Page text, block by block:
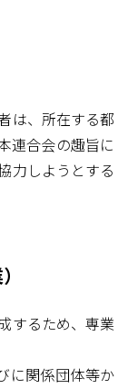
は、所在する都
連合会の趣旨に
力しようとする
するため、専業
に関係団体等か